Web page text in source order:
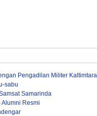
Pengadilan Militer Kaltimtara
sabu
Samarinda
Resmi